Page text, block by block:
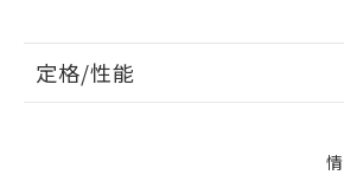
定格/性能